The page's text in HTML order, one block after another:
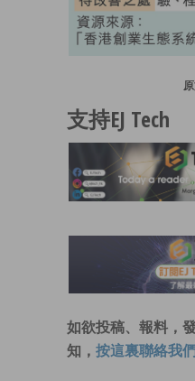
支持EJ Tech
如欲投稿、報料，
知， 按這裏聯絡我們